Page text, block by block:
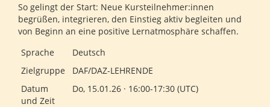
So gelingt der Start: Neue Kursteilnehmer:innen
begrüßen, integrieren, den Einstieg aktiv begleiten und
von Beginn an eine positive Lernatmosphäre schaffen.
Sprache
Deutsch
Zielgruppe
DAF/DAZ-LEHRENDE
Datum
und Zeit
Do, 15.01.26 · 16:00-17:30 (UTC)